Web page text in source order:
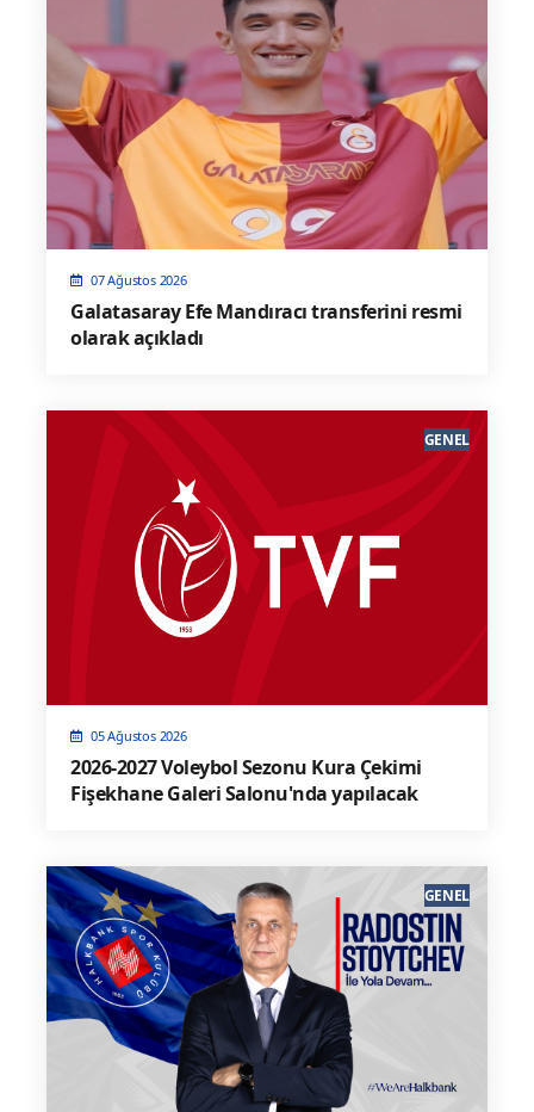
07 Ağustos 2026
Galatasaray Efe Mandıracı transferini resmi
olarak açıkladı
05 Ağustos 2026
2026-2027 Voleybol Sezonu Kura Çekimi
Fişekhane Galeri Salonu'nda yapılacak
GENEL
GENEL